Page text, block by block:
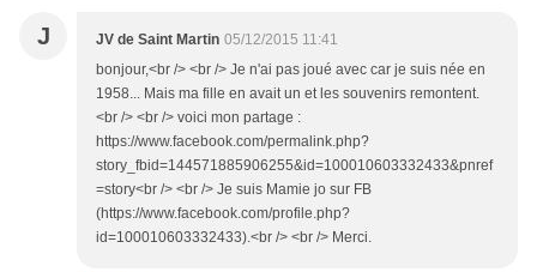
J JV de Saint Martin 05/12/2015 11:41
bonjour,<br /> <br /> Je n'ai pas joué avec car je suis née en
1958... Mais ma fille en avait un et les souvenirs remontent.
<br /> <br /> voici mon partage :
https://www.facebook.com/permalink.php?
story_fbid=144571885906255&id=100010603332433&pnref
=story<br /> <br /> Je suis Mamie jo sur FB
(https://www.facebook.com/profile.php?
id=100010603332433).<br /> <br /> Merci.